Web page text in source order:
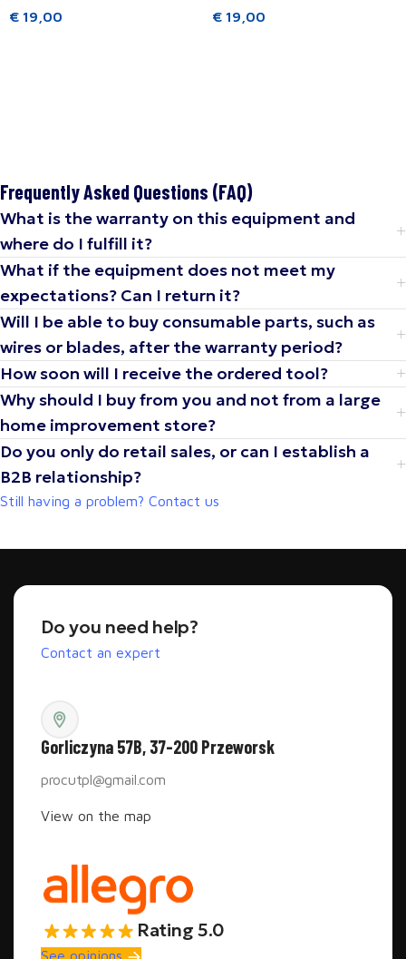
€ 19,00 € 19,00
Frequently Asked Questions (FAQ)
What is the warranty on this equipment and
where do I fulfill it?
What if the equipment does not meet my
expectations? Can I return it?
Will I be able to buy consumable parts, such as
wires or blades, after the warranty period?
How soon will I receive the ordered tool?
Why should I buy from you and not from a large
home improvement store?
Do you only do retail sales, or can I establish a
B2B relationship?
Still having a problem? Contact us
Do you need help?
Contact an expert
Gorliczyna 57B, 37-200 Przeworsk
procutpl@gmail.com
View on the map
Rating 5.0
See opinions